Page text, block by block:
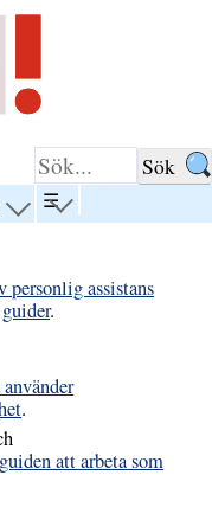
visa
☰visa
menyn
personlig assistans
guider.
.
guiden att arbeta som